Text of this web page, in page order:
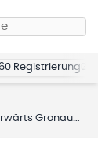
Registrierung
Gronau 09